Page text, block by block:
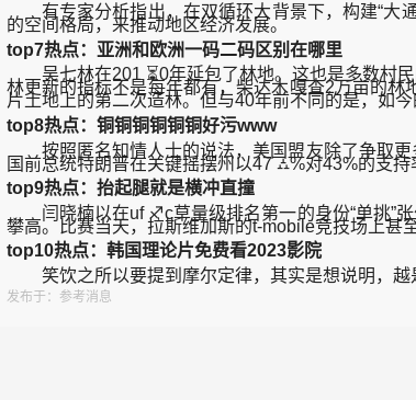
有专家分析指出，在双循环大背景下，构建“大通
的空间格局，来推动地区经济发展。
top7热点：亚洲和欧洲一码二码区别在哪里
吴七林在201 ⏳0年延包了林地。这也是多数村民
林更新的指标不是每年都有，柴达木嘎查2万亩的
片土地上的第二次造林。但与40年前不同的是，如
top8热点：铜铜铜铜铜铜好污www
按照匿名知情人士的说法，美国盟友除了争取更
国前总统特朗普在关键摇摆州以47 ⛼%对43%的支
top9热点：抬起腿就是横冲直撞
闫晓楠以在uf ♐c草量级排名第一的身份“单挑”张
攀高。比赛当天，拉斯维加斯的t-mobile竞技场上甚
top10热点：韩国理论片免费看2023影院
笑饮之所以要提到摩尔定律，其实是想说明，越
发布于：参考消息